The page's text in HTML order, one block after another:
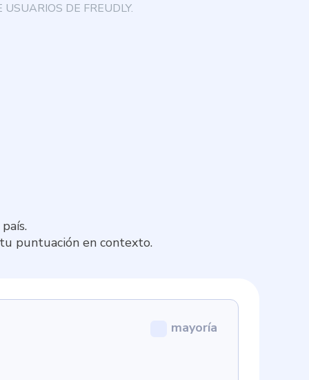
DE FREUDLY.
puntuación en contexto.
mayoría